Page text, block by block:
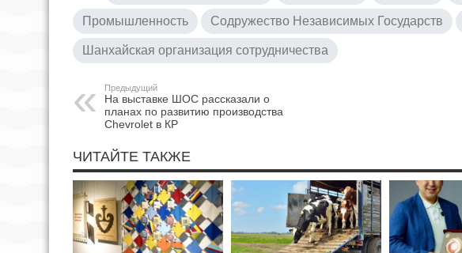
Промышленность Содружество Независимых Государств
Шанхайская организация сотрудничества
Предыдущий
На выставке ШОС рассказали о
планах по развитию производства
Chevrolet в КР
ЧИТАЙТЕ ТАКЖЕ